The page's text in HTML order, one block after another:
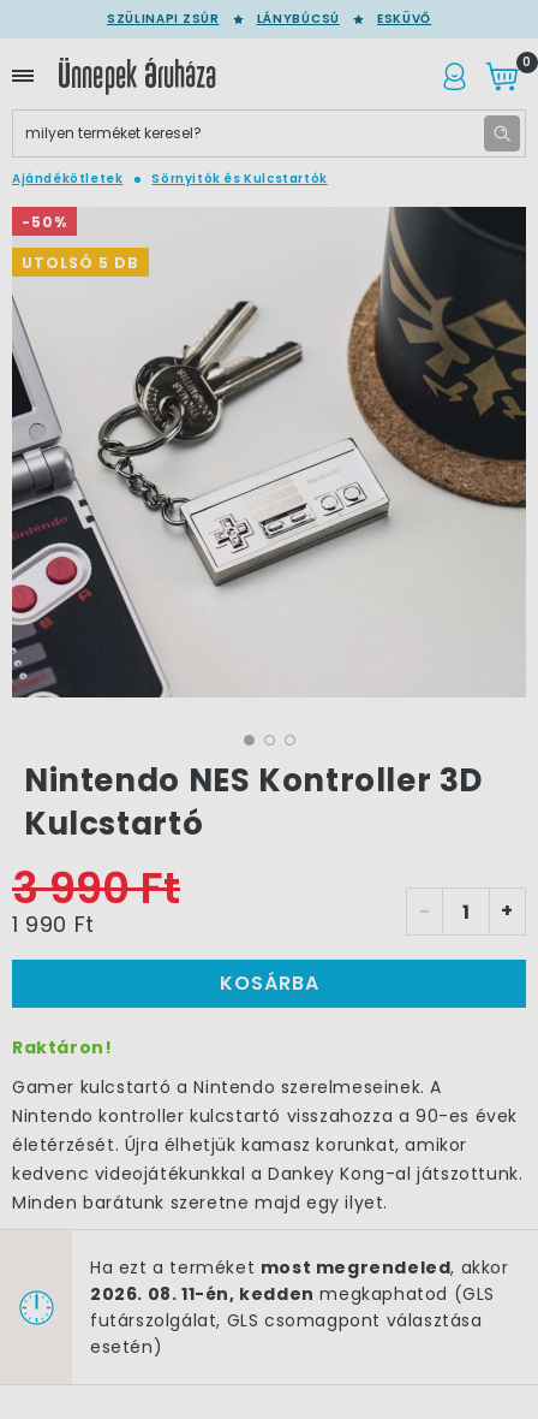
SZÜLINAPI ZSÚR LÁNYBÚCSÚ ESKÜVŐ
0
Ajándékötletek Sörnyitók és Kulcstartók
-50%
UTOLSÓ 5 DB
Nintendo NES Kontroller 3D
Kulcstartó
3 990 Ft
1 990 Ft - +
KOSÁRBA
Raktáron!
Gamer kulcstartó a Nintendo szerelmeseinek. A
Nintendo kontroller kulcstartó visszahozza a 90-es évek
életérzését. Újra élhetjük kamasz korunkat, amikor
kedvenc videojátékunkkal a Dankey Kong-al játszottunk.
Minden barátunk szeretne majd egy ilyet.
Ha ezt a terméket most megrendeled, akkor
2026. 08. 11-én, kedden megkaphatod (GLS
futárszolgálat, GLS csomagpont választása
esetén)